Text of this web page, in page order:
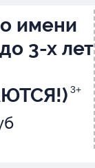
имени
3-х лет
3+